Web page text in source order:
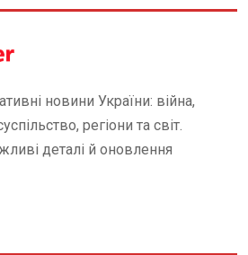
новини України: війна,
регіони та світ.
деталі й оновлення